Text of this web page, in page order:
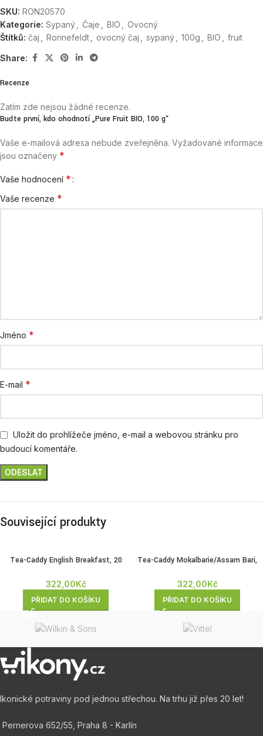
SKU: RON20570
Kategorie: Sypaný Čaje BIO
Ovocný
Štítků: čaj Ronnefeldt ovocný čaj sypaný 100g BIO fruit
Share:
Recenze
Zatím zde nejsou žádné recenze.
Buďte první, kdo ohodnotí „Pure Fruit BIO, 100 g“
Vaše e-mailová adresa nebude zveřejněna. Vyžadované informace
jsou označeny *
Vaše hodnocení *
Vaše recenze *
Jméno *
E-mail *
Uložit do prohlížeče jméno, e-mail a webovou stránku pro
budoucí komentáře.
Související produkty
Tea-Caddy English Breakfast, 20
322,00Kč
PŘIDAT DO KOŠÍKU
Tea-Caddy Mokalbarie/Assam Bari,
322,00Kč
PŘIDAT DO KOŠÍKU
Ikonické potraviny pod jednou střechou. Na trhu již přes 20 let!
Pernerova 652/55, Praha 8 - Karlín